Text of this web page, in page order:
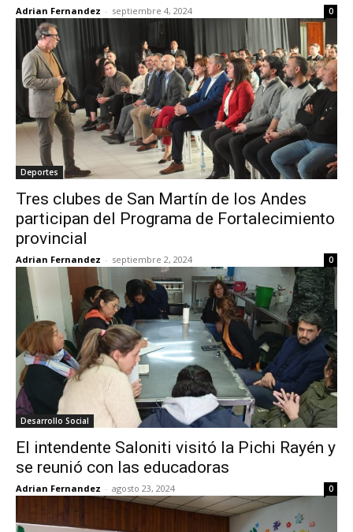
Adrian Fernandez - septiembre 4, 2024 0
Deportes
Tres clubes de San Martín de los Andes
participan del Programa de Fortalecimiento
provincial
Adrian Fernandez - septiembre 2, 2024 0
Desarrollo Social
El intendente Saloniti visitó la Pichi Rayén y
se reunió con las educadoras
Adrian Fernandez - agosto 23, 2024 0